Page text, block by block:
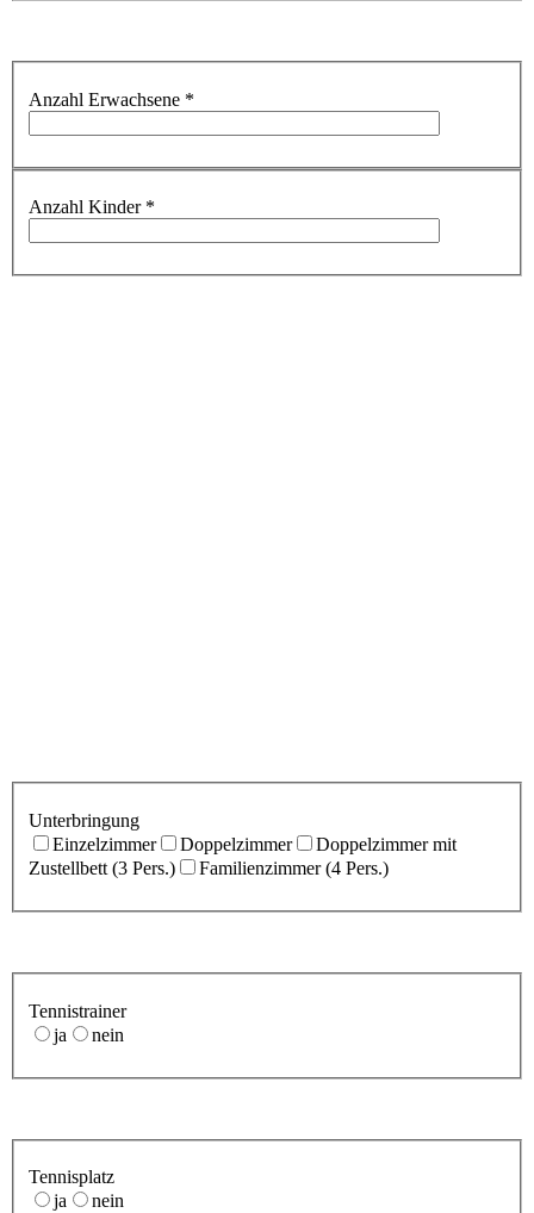
Anzahl Erwachsene *
Anzahl Kinder *
Unterbringung
Einzelzimmer
Doppelzimmer
Doppelzimmer mit
Zustellbett (3 Pers.)
Familienzimmer (4 Pers.)
Tennistrainer
ja
nein
Tennisplatz
ja
nein